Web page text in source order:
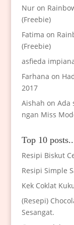
Nuron
(Freebie)
Fatima on
(Freebie)
asfieda
Farhana on
2017
Aishah on Ada
ngan Miss
Top 10 posts..
Resipi Biskut
Resipi Simple
Kek Coklat
(Resepi)
Sesangat.